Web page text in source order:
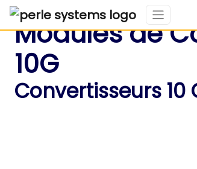
Modules de
10G
Convertisseurs